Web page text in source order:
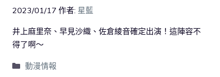
2023/01/17 作者: 星藍
井上麻里奈、早見沙織、佐倉綾音確定出演！這陣容不
得了啊～
動漫情報